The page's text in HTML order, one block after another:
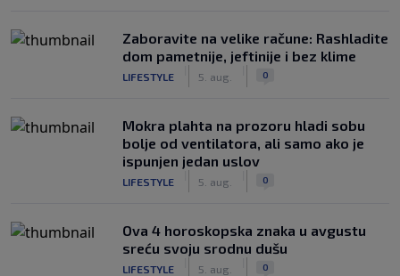
Zaboravite na velike račune: Rashladite
dom pametnije, jeftinije i bez klime
LIFESTYLE 5. aug. 0
Mokra plahta na prozoru hladi sobu
bolje od ventilatora, ali samo ako je
ispunjen jedan uslov
LIFESTYLE 5. aug. 0
Ova 4 horoskopska znaka u avgustu
sreću svoju srodnu dušu
LIFESTYLE 5. aug. 0